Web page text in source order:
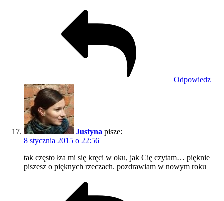
Odpowiedz
Justyna pisze:
8 stycznia 2015 o 22:56
tak często łza mi się kręci w oku, jak Cię czytam… pięknie
piszesz o pięknych rzeczach. pozdrawiam w nowym roku